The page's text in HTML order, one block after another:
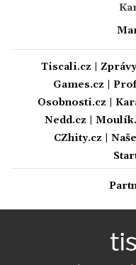
Tiscali.cz Zprávy
Games.cz
Osobnosti.cz
Nedd.cz
CZhity.cz